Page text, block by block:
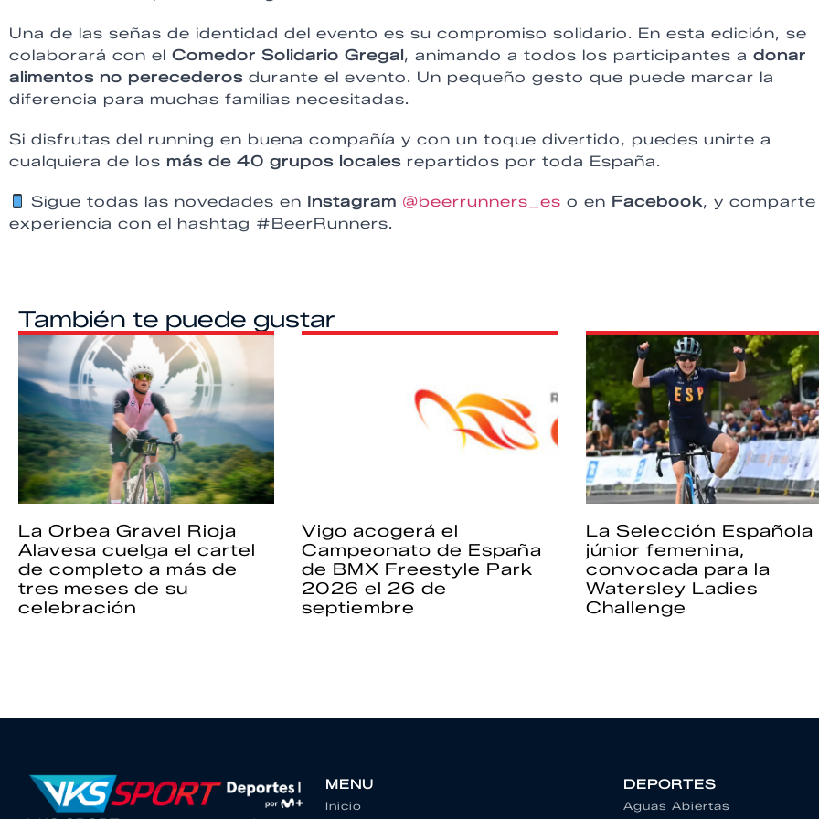
Una de las señas de identidad del evento es su compromiso solidario. En esta edición, se
colaborará con el Comedor Solidario Gregal, animando a todos los participantes a donar
alimentos no perecederos durante el evento. Un pequeño gesto que puede marcar la
diferencia para muchas familias necesitadas.
Si disfrutas del running en buena compañía y con un toque divertido, puedes unirte a
cualquiera de los más de 40 grupos locales repartidos por toda España.
Sigue todas las novedades en Instagram @beerrunners_es o en Facebook, y
experiencia con el hashtag #BeerRunners.
También te puede gustar
La Orbea Gravel Rioja
Alavesa cuelga el cartel
de completo a más de
tres meses de su
celebración
Vigo acogerá el
Campeonato de España
de BMX Freestyle Park
2026 el 26 de
septiembre
La Selección Española
júnior femenina,
convocada para la
Watersley Ladies
Challenge
MENU
Inicio
DEPORTES
Aguas Abiertas